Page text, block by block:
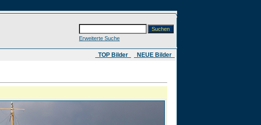
Erweiterte Suche
​ TOP Bilder NEUE Bilder